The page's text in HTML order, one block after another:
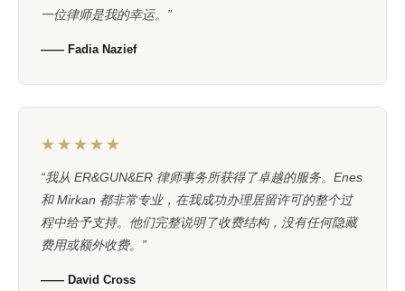
一位律师是我的幸运。”
—— Fadia Nazief
★★★★★
“我从 ER&GUN&ER 律师事务所获得了卓越的服务。Enes
和 Mirkan 都非常专业，在我成功办理居留许可的整个过
程中给予支持。他们完整说明了收费结构，没有任何隐藏
费用或额外收费。”
—— David Cross